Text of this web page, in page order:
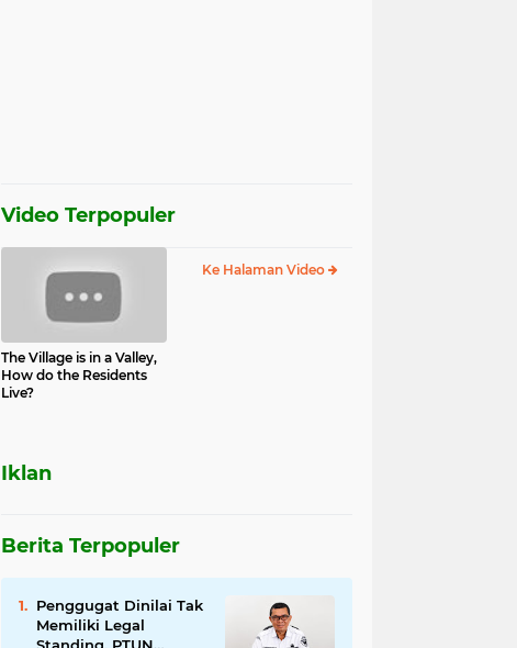
Video Terpopuler
The Village is in a Valley,
How do the Residents
Live?
Ke Halaman Video
Iklan
Berita Terpopuler
Penggugat Dinilai Tak
Memiliki Legal